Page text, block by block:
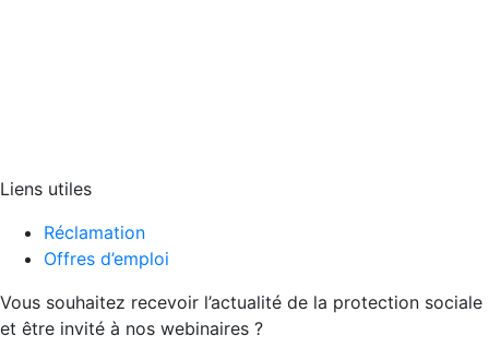
Liens utiles
Réclamation
Offres d’emploi
Vous souhaitez recevoir l’actualité de la protection sociale
et être invité à nos webinaires ?